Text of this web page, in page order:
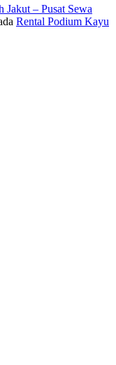
Jakut – Pusat Sewa
Rental Podium Kayu